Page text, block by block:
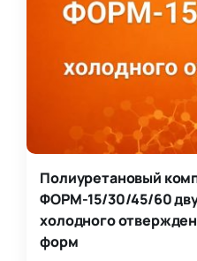
Полиуретановый
ФОРМ-15/30/45/60
холодного
форм